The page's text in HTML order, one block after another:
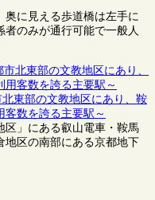
奥に見える歩道橋は左手に
のみが通行可能で一般人
東部の文教地区にあり、鞍
数を誇る主要駅～
区」にある叡山電車・鞍馬
地区の南部にある京都地下